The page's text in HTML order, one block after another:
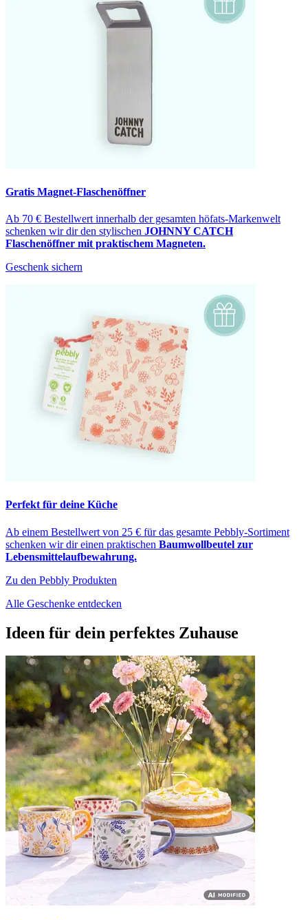
Gratis Magnet-Flaschenöffner
Ab 70 € Bestellwert innerhalb der gesamten höfats-Markenwelt
schenken wir dir den stylischen JOHNNY CATCH
Flaschenöffner mit praktischem Magneten.
Geschenk sichern
Perfekt für deine Küche
Ab einem Bestellwert von 25 € für das gesamte Pebbly-Sortiment
schenken wir dir einen praktischen Baumwollbeutel zur
Lebensmittelaufbewahrung.
Zu den Pebbly Produkten
Alle Geschenke entdecken
Ideen für dein perfektes Zuhause